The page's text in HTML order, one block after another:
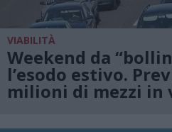
VIABILITÀ
Weekend da
l’esodo estivo.
milioni di mezzi in